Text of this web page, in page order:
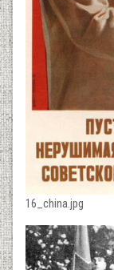
16_china.jpg